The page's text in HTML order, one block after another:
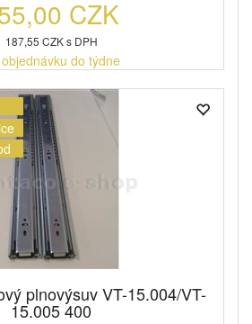
CZK
187,55 CZK s DPH
do týdne
plnovýsuv VT-15.004/VT-
15.005 400